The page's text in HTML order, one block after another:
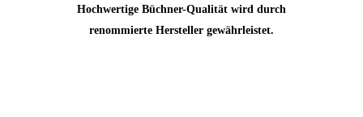
Hochwertige Büchner-Qualität wird durch
renommierte Hersteller gewährleistet.